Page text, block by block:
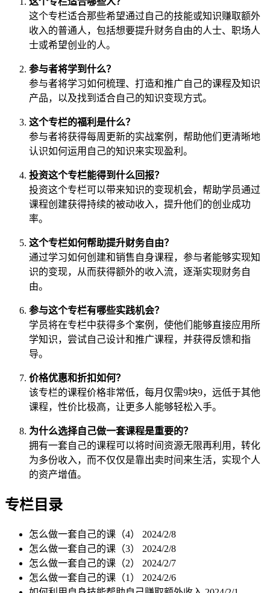
这个专栏适合那些希望通过自己的技能或知识赚取额外
收入的普通人，包括想要提升财务自由的人士、职场人
士或希望创业的人。
参与者将学到什么？
参与者将学习如何梳理、打造和推广自己的课程及知识
产品，以及找到适合自己的知识变现方式。
这个专栏的福利是什么？
参与者将获得每周更新的实战案例，帮助他们更清晰地
认识如何运用自己的知识来实现盈利。
投资这个专栏能得到什么回报？
投资这个专栏可以带来知识的变现机会，帮助学员通过
课程创建获得持续的被动收入，提升他们的创业成功
率。
这个专栏如何帮助提升财务自由？
通过学习如何创建和销售自身课程，参与者能够实现知
识的变现，从而获得额外的收入流，逐渐实现财务自
由。
参与这个专栏有哪些实践机会？
学员将在专栏中获得多个案例，使他们能够直接应用所
学知识，尝试自己设计和推广课程，并获得反馈和指
导。
价格优惠和折扣如何？
该专栏的课程价格非常低，每月仅需9块9，远低于其他
课程，性价比极高，让更多人能够轻松入手。
为什么选择自己做一套课程是重要的？
拥有一套自己的课程可以将时间资源无限再利用，转化
为多份收入，而不仅仅是靠出卖时间来生活，实现个人
的资产增值。
专栏目录
怎么做一套自己的课（4） 2024/2/8
怎么做一套自己的课（3） 2024/2/8
怎么做一套自己的课（2） 2024/2/7
怎么做一套自己的课（1） 2024/2/6